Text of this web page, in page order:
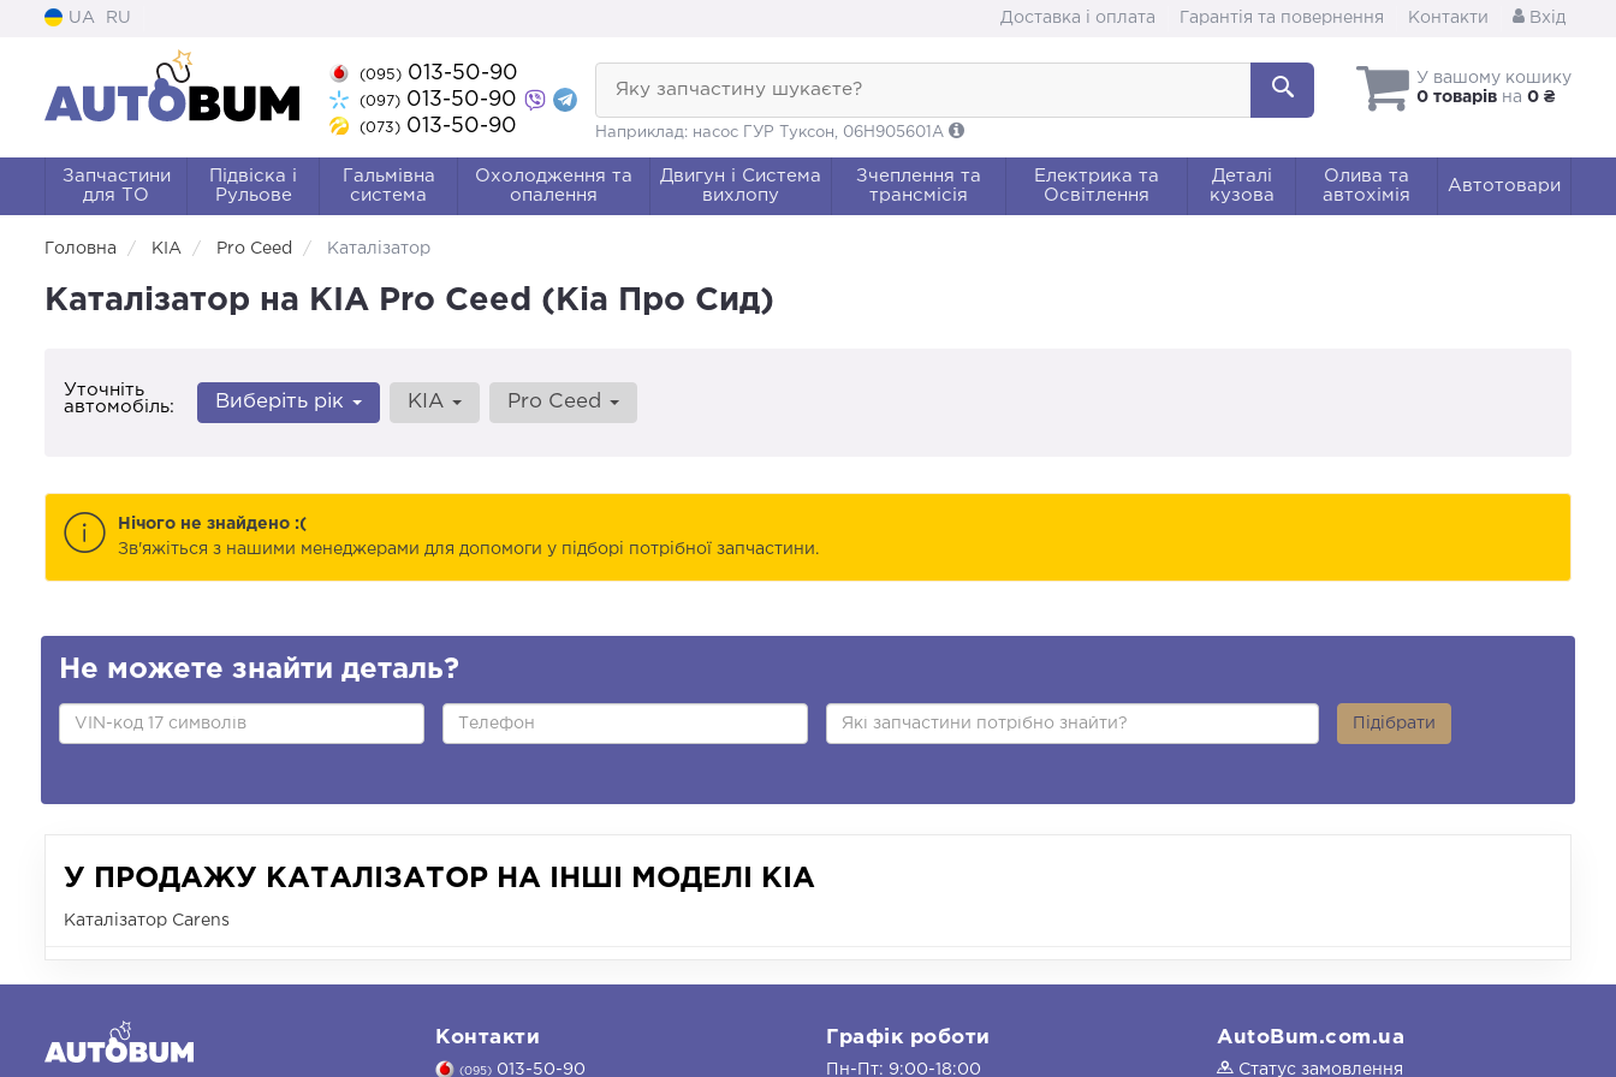
UA RU Доставка і оплата Гарантія та повернення Контакти Вхід
(095)013-50-90
(097)013-50-90
(073)013-50-90
У вашому кошику
0 товарів на 0 ₴
Яку запчастину шукаєте?
Наприклад: насос ГУР Туксон, 06H905601A
Запчастини
для ТО
Підвіска і
Рульове
Гальмівна
система
Охолодження та
опалення
Двигун і Система
вихлопу
Зчеплення та
трансмісія
Електрика та
Освітлення
Деталі
кузова
Олива та
автохімія
Автотовари
Головна KIA Pro Ceed Каталізатор
Каталізатор на KIA Pro Ceed (Кіа Про Сид)
Уточніть
автомобіль:
Виберіть рік KIA Pro Ceed
Нічого не знайдено :(
Зв'яжіться з нашими менеджерами для допомоги у підборі потрібної запчастини.
Не можете знайти деталь?
Підібрати
У ПРОДАЖУ КАТАЛІЗАТОР НА ІНШІ МОДЕЛІ KIA
Каталізатор Carens
Контакти
(095) 013-50-90
Графік роботи
Пн-Пт: 9:00-18:00
AutoBum.com.ua
Статус замовлення